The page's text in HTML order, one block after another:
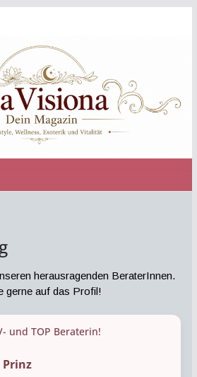
herausragenden BeraterInnen.
gerne auf das Profil!
und TOP Beraterin!
Prinz